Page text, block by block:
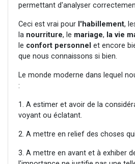
permettant d'analyser
Ceci est vrai pour l'habillement,
la nourriture, le mariage, la vie
le confort personnel et encore
que nous connaissons si bien.
Le monde moderne dans lequel
:
1. A estimer et avoir de la
voyant ou éclatant.
2. A mettre en relief des choses
3. A mettre en avant et à exhiber